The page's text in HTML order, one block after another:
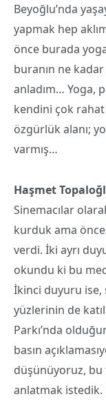
Beyoğlu’nda
yapmak hep
önce burada
buranın ne
anladım… Yoga,
kendini çok
özgürlük alanı;
varmış…
Haşmet
Sinemacılar
kurduk ama
verdi. İki ayrı
okundu ki bu
İkinci duyuru ise,
yüzlerinin de
Parkı’nda
basın
düşünüyoruz, bu
anlatmak istedik.